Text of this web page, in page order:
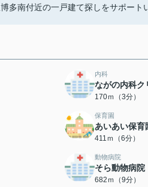
多南付近の一戸建て探しをサポー
内科
ながの内科ク
170ｍ（3分）
保育園
あいあい保育
411ｍ（6分）
動物病院
そら動物病院
682ｍ（9分）